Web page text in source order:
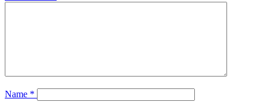
Name *